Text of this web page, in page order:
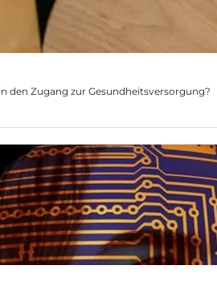
den Zugang zur Gesundheitsversorgung?